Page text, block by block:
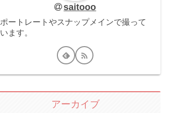
saitooo
ポートレートやスナップメインで撮って
います。
アーカイブ